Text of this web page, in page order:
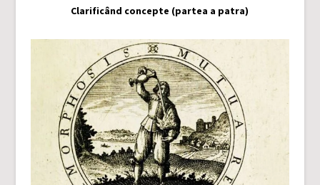
Clarificând concepte (partea a patra)